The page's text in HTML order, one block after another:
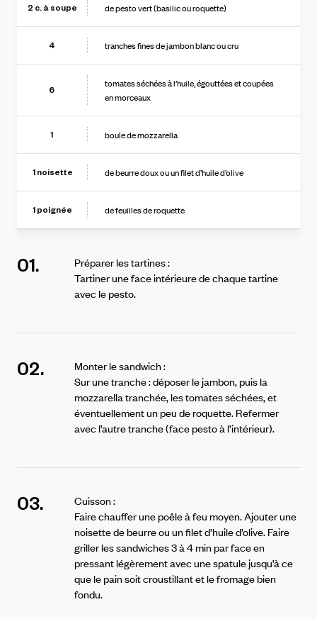
2 c. à soupe de pesto vert (basilic ou roquette)
4 tranches fines de jambon blanc ou cru
6
tomates séchées à l’huile, égouttées et coupées
en morceaux
1 boule de mozzarella
1noisette de beurre doux ou un filet d’huile d’olive
1 poignée de feuilles de roquette
01.
Préparer les tartines :
Tartiner une face intérieure de chaque tartine
avec le pesto.
02.
Monter le sandwich :
Sur une tranche : déposer le jambon, puis la
mozzarella tranchée, les tomates séchées, et
éventuellement un peu de roquette.Refermer
avec l’autre tranche (face pesto à l’intérieur).
03.
Cuisson :
Faire chauffer une poêle à feu moyen.Ajouter une
noisette de beurre ou un filet d’huile d’olive.Faire
griller les sandwiches 3 à 4 min par face en
pressant légèrement avec une spatule jusqu’à ce
que le pain soit croustillant et le fromage bien
fondu.